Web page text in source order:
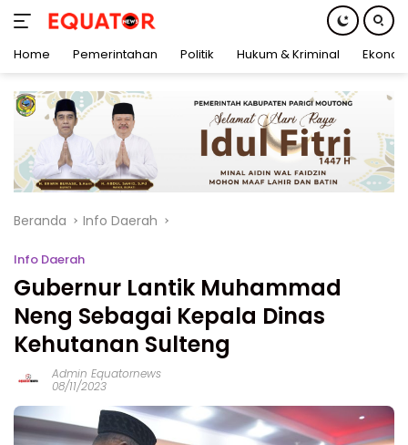
konten
Home Pemerintahan Politik Hukum & Kriminal
Beranda Info Daerah
Info Daerah
Gubernur Lantik Muhammad
Neng Sebagai Kepala Dinas
Kehutanan Sulteng
Admin Equatornews
08/11/2023